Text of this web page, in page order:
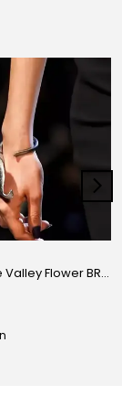
3D Lily of The Valley Flower BRACELET S